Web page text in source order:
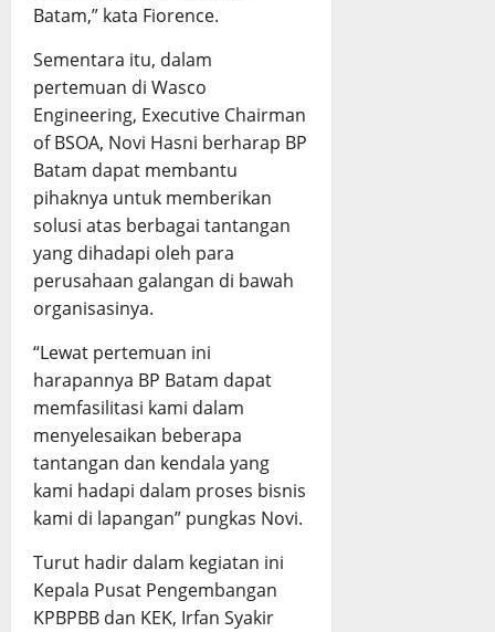
Batam,” kata Fiorence.
Sementara itu, dalam
pertemuan di Wasco
Engineering, Executive Chairman
of BSOA, Novi Hasni berharap BP
Batam dapat membantu
pihaknya untuk memberikan
solusi atas berbagai tantangan
yang dihadapi oleh para
perusahaan galangan di bawah
organisasinya.
“Lewat pertemuan ini
harapannya BP Batam dapat
memfasilitasi kami dalam
menyelesaikan beberapa
tantangan dan kendala yang
kami hadapi dalam proses bisnis
kami di lapangan” pungkas Novi.
Turut hadir dalam kegiatan ini
Kepala Pusat Pengembangan
KPBPBB dan KEK, Irfan Syakir